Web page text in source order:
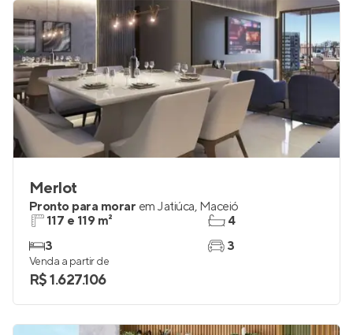
Merlot
Pronto para morar em Jatiúca, Maceió
117 e 119 m²
3
4
3
Venda a partir de
R$ 1.627.106